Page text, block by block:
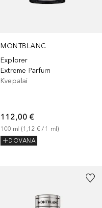
MONTBLANC
Explorer
Extreme Parfum
Kvepalai
112,00 €
100 ml (1,12 € / 1 ml)
DOVANA